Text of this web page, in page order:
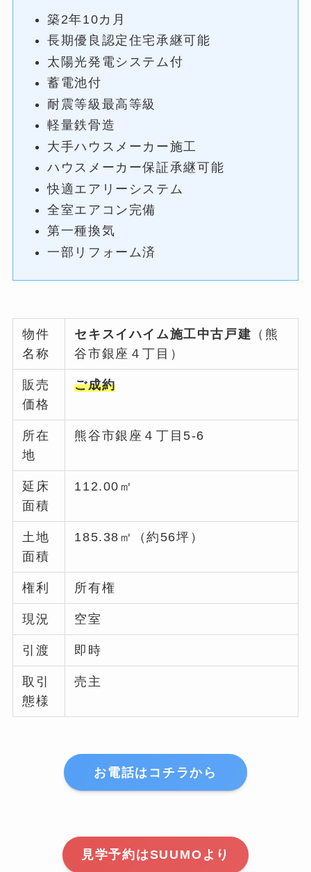
築2年10カ月
長期優良認定住宅承継可能
太陽光発電システム付
蓄電池付
耐震等級最高等級
軽量鉄骨造
大手ハウスメーカー施工
ハウスメーカー保証承継可能
快適エアリーシステム
全室エアコン完備
第一種換気
一部リフォーム済
物件
名称
セキスイハイム施工中古戸建 （熊
谷市銀座４丁目）
販売
価格
ご成約
所在
地
熊谷市銀座４丁目5-6
延床
面積
112.00㎡
土地
面積
185.38㎡（約56坪）
権利 所有権
現況 空室
引渡 即時
取引
態様
売主
お電話はコチラから
見学予約はSUUMOより